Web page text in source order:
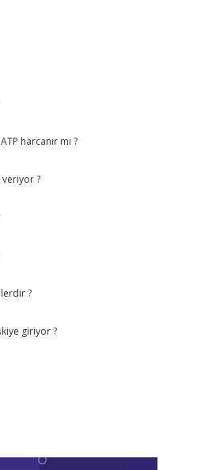
harcanır mı ?
veriyor ?
?
giriyor ?